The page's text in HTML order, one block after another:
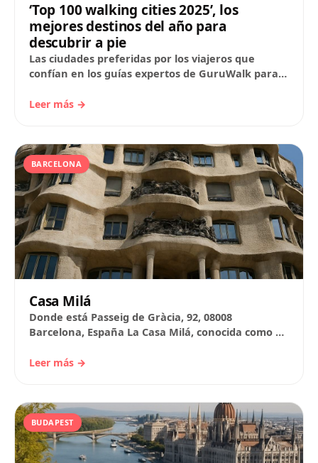
‘Top 100 walking cities 2025’, los
mejores destinos del año para
descubrir a pie
Las ciudades preferidas por los viajeros que
confían en los guías expertos de GuruWalk para
Leer más →
BARCELONA
Casa Milá
Donde está Passeig de Gràcia, 92, 08008
Barcelona, España La Casa Milá, conocida como La
Leer más →
BUDAPEST